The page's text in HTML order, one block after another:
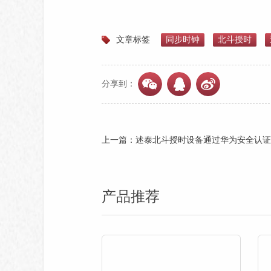
文章标签 同步时钟 北斗授时
分享到：
上一篇：述泰北斗授时设备通过华为安全认证
产品推荐